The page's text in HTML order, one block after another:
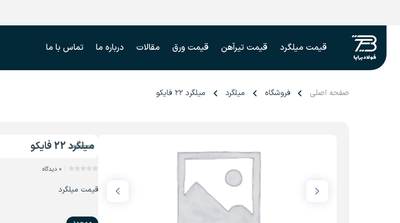
قیمت میلگرد قیمت تیرآهن قیمت ورق مقالات درباره ما تماس با ما
صفحه اصلی فروشگاه میلگرد میلگرد ۲۲ فایکو
میلگرد 22 فایکو
0 دیدگاه
قیمت میلگرد